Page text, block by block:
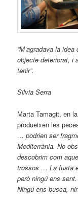
“M’agradava la
objecte deteriorat, i
tenir”.
Silvia Serra
Marta Tamagit, en
produeixen les
… podrien ser
Mediterrània. No
descobrim com
trossos … La fusta
però ningú ens
Ningú ens busca,